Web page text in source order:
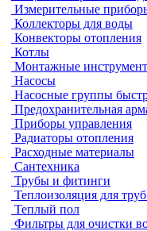
Измерительные
Коллекторы для воды
Конвекторы отопления
Котлы
Монтажные
Насосы
Насосные группы
Предохранительная
Приборы управления
Радиаторы отопления
Расходные материалы
Сантехника
Трубы и фитинги
Теплоизоляция для
Теплый пол
Фильтры для очистки